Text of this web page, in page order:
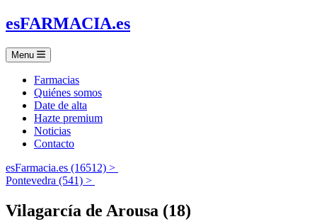
esFARMACIA.es
Menu
Farmacias
Quiénes somos
Date de alta
Hazte premium
Noticias
Contacto
esFarmacia.es (16512) >
Pontevedra (541) >
Vilagarcía de Arousa (18)